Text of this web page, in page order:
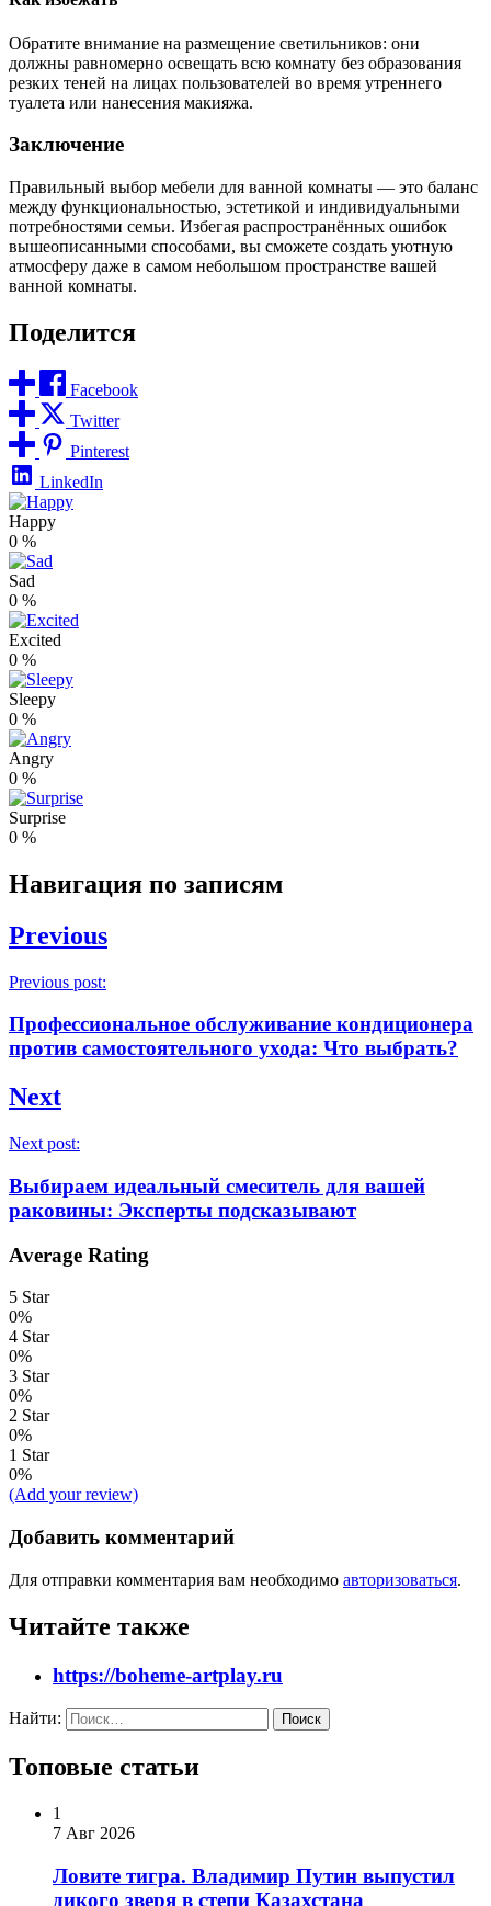
Обратите внимание на размещение светильников: они
должны равномерно освещать всю комнату без образования
резких теней на лицах пользователей во время утреннего
туалета или нанесения макияжа.
Заключение
Правильный выбор мебели для ванной комнаты — это баланс
между функциональностью, эстетикой и индивидуальными
потребностями семьи. Избегая распространённых ошибок
вышеописанными способами, вы сможете создать уютную
атмосферу даже в самом небольшом пространстве вашей
ванной комнаты.
Поделится
Facebook
Twitter
Pinterest
LinkedIn
Happy
0 %
Sad
0 %
Excited
0 %
Sleepy
0 %
Angry
0 %
Surprise
0 %
Навигация по записям
Previous
Previous post:
Профессиональное обслуживание кондиционера
против самостоятельного ухода: Что выбрать?
Next
Next post:
Выбираем идеальный смеситель для вашей
раковины: Эксперты подсказывают
Average Rating
5 Star
0%
4 Star
0%
3 Star
0%
2 Star
0%
1 Star
0%
(Add your review)
Добавить комментарий
Для отправки комментария вам необходимо авторизоваться.
Читайте также
https://boheme-artplay.ru
Найти:
Топовые статьи
1
7 Авг 2026
Ловите тигра. Владимир Путин выпустил
дикого зверя в степи Казахстана